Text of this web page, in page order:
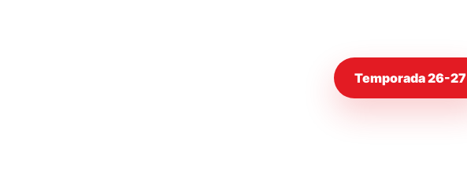
Temporada 26-27